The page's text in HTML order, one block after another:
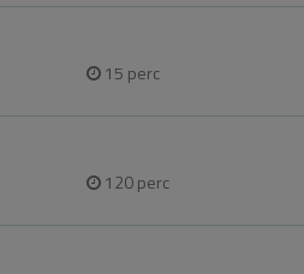
15 perc
120perc